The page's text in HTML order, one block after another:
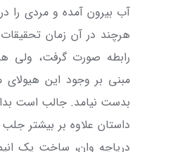
آب بیرون آمده و مردی را
هرچند در آن زمان
رابطه صورت گرفت، ولی
مبنی بر وجود این
بدست نیامد. جالب است
داستان علاوه بر بیشتر
دریاچه وان، ساخت یک